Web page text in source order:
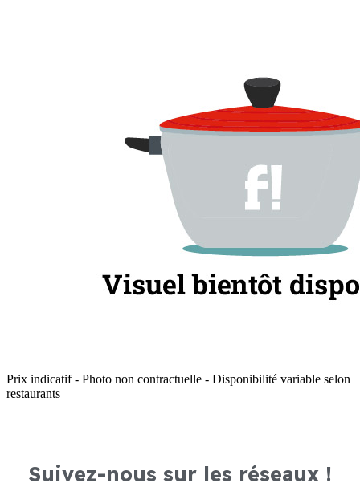
Prix indicatif - Photo non contractuelle - Disponibilité variable selon
restaurants
Suivez-nous sur les réseaux !